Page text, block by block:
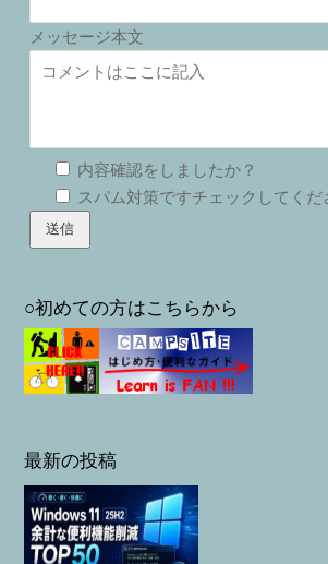
メッセージ本文
内容確認をしましたか？
スパム対策ですチェックしてくだ
○初めての方はこちらから
最新の投稿